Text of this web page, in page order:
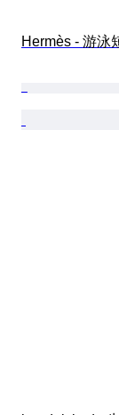
Hermès - 游泳